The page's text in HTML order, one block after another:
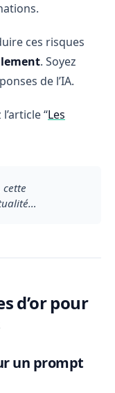
ces risques
. Soyez
de l’IA.
“Les
cette
d’or pour
un prompt